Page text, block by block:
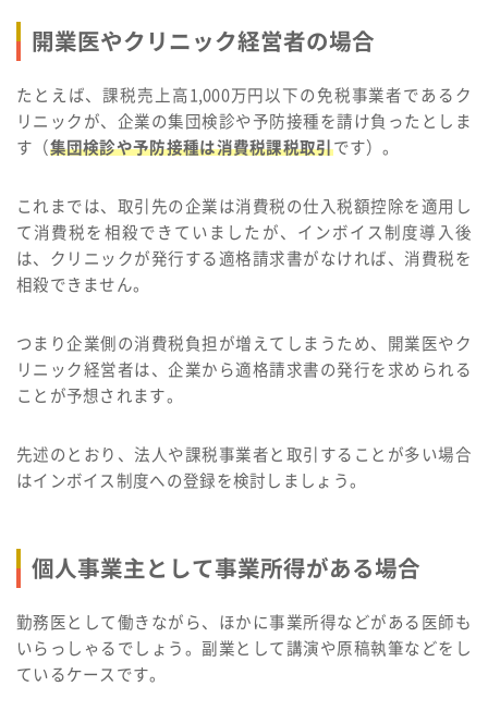
開業医やクリニック経営者の場合
たとえば、課税売上高1,000万円以下の免税事業者であるク
リニックが、企業の集団検診や予防接種を請け負ったとしま
す（ 集団検診や予防接種は消費税課税取引です）。
これまでは、取引先の企業は消費税の仕入税額控除を適用し
て消費税を相殺できていましたが、インボイス制度導入後
は、クリニックが発行する適格請求書がなければ、消費税を
相殺できません。
つまり企業側の消費税負担が増えてしまうため、開業医やク
リニック経営者は、企業から適格請求書の発行を求められる
ことが予想されます。
先述のとおり、法人や課税事業者と取引することが多い場合
はインボイス制度への登録を検討しましょう。
個人事業主として事業所得がある場合
勤務医として働きながら、ほかに事業所得などがある医師も
いらっしゃるでしょう。副業として講演や原稿執筆などをし
ているケースです。